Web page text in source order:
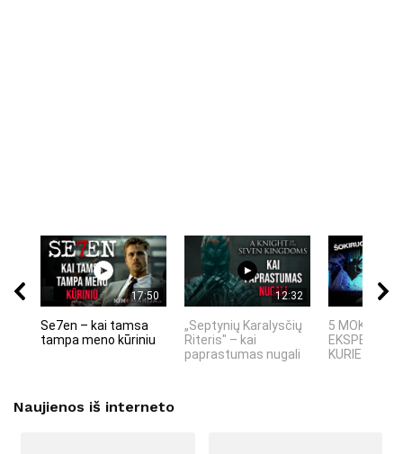
17:50
Se7en – kai tamsa
tampa meno kūriniu
12:32
„Septynių Karalysčių
Riteris" – kai
paprastumas nugali
5 MOKSLINIAI
KURIE
Naujienos iš interneto